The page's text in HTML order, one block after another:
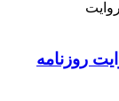
روزنامه